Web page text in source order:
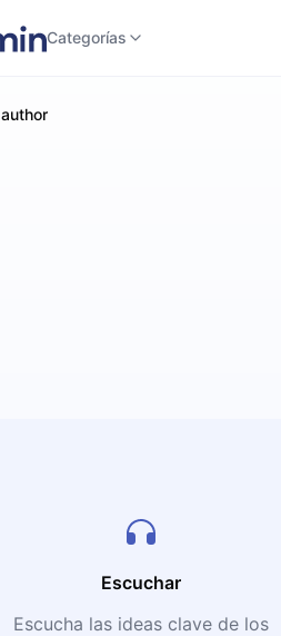
Categorías
author
Escuchar
Escucha las ideas clave de los